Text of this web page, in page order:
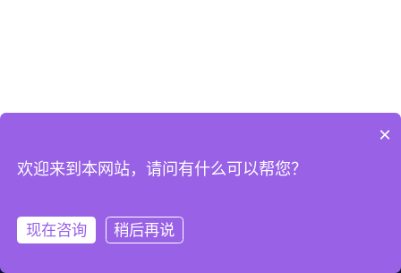
×
欢迎来到本网站，请问有什么可以帮您？
现在咨询 稍后再说